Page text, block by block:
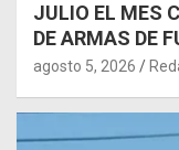
JULIO EL MES
DE ARMAS DE
agosto 5, 2026